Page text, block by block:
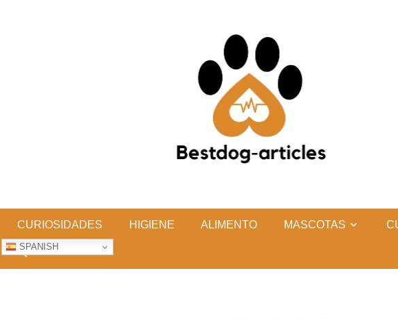
CURIOSIDADES HIGIENE ALIMENTO MASCOTAS
SPANISH